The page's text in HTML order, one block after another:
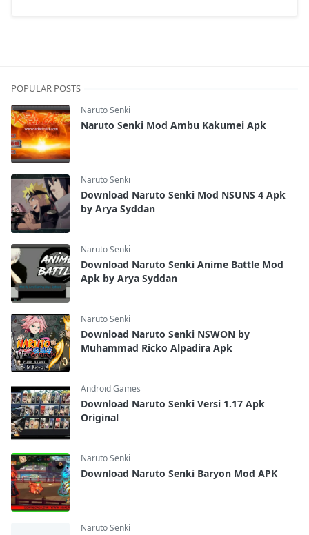
POPULAR POSTS
Naruto Senki
Naruto Senki Mod Ambu Kakumei Apk
Naruto Senki
Download Naruto Senki Mod NSUNS 4 Apk
by Arya Syddan
Naruto Senki
Download Naruto Senki Anime Battle Mod
Apk by Arya Syddan
Naruto Senki
Download Naruto Senki NSWON by
Muhammad Ricko Alpadira Apk
Android Games
Download Naruto Senki Versi 1.17 Apk
Original
Naruto Senki
Download Naruto Senki Baryon Mod APK
Naruto Senki